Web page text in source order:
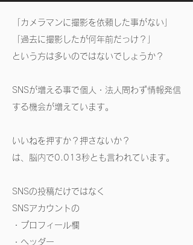
「カメラマンに撮影を依頼した事がない」
「過去に撮影したが何年前だっけ？」
という方は多いのではないでしょうか？
SNSが増える事で個人・法人問わず情報発信
する機会が増えています。
いいねを押すか？押さないか？
は、脳内で0.013秒とも言われています。
SNSの投稿だけではなく
SNSアカウントの
・プロフィール欄
・ヘッダー